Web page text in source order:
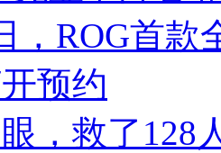
，ROG首
预约
，救了128